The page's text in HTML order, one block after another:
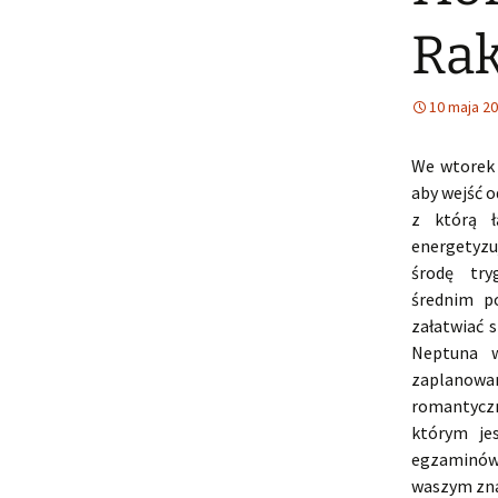
10 maja
We
aby wejść
z którą
środę
średnim
załatwiać
Neptuna
którym
waszym